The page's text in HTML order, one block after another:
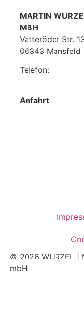
MARTIN
MBH
Vatteröder Str.
06343 Mansfeld
Telefon: ‭
Anfahrt
© 2026 WURZEL |
mbH